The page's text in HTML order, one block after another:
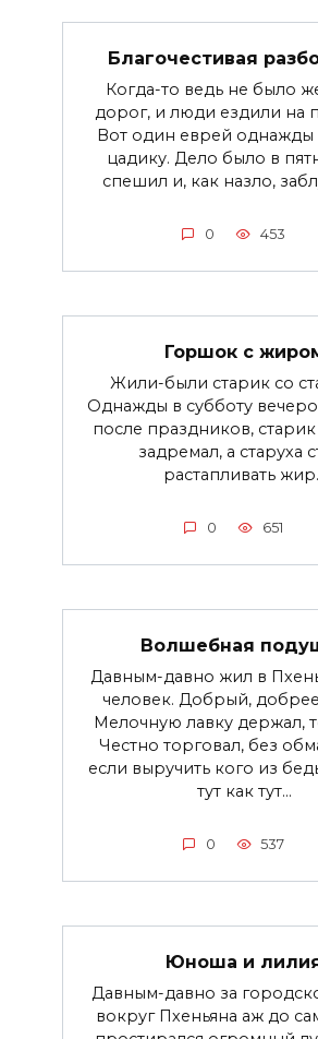
Благочестивая
Когда-то ведь не было
дорог, и люди ездили на
Вот один еврей однажды
цадику. Дело было в
спешил и, как назло,
0 453
Горшок с
Жили-были старик со
Однажды в субботу
после праздников,
задремал, а старуха
растапливать
0 651
Волшебная
Давным-давно жил в
человек. Добрый,
Мелочную лавку держал,
Честно торговал, без
если выручить кого из
тут как тут...
0 537
Юноша и
Давным-давно за
вокруг Пхеньяна аж до